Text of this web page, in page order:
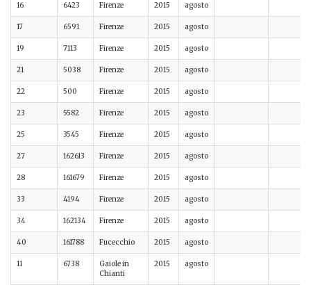
16 6423 Firenze 2015 agosto
17 6591 Firenze 2015 agosto
19 7113 Firenze 2015 agosto
21 5038 Firenze 2015 agosto
22 500 Firenze 2015 agosto
23 5582 Firenze 2015 agosto
25 3545 Firenze 2015 agosto
27 162613 Firenze 2015 agosto
28 161679 Firenze 2015 agosto
33 4194 Firenze 2015 agosto
34 162134 Firenze 2015 agosto
40 161788 Fucecchio 2015 agosto
11 6738
Gaiole in
Chianti
2015 agosto